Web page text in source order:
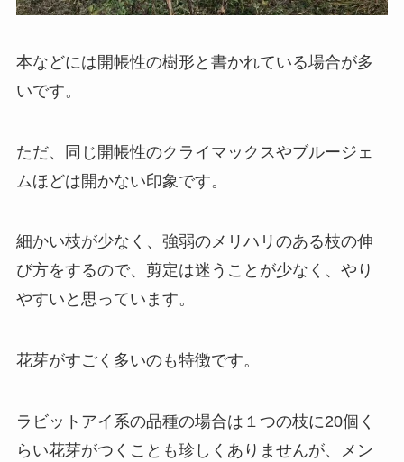
本などには開帳性の樹形と書かれている場合が多
いです。
ただ、同じ開帳性のクライマックスやブルージェ
ムほどは開かない印象です。
細かい枝が少なく、強弱のメリハリのある枝の伸
び方をするので、剪定は迷うことが少なく、やり
やすいと思っています。
花芽がすごく多いのも特徴です。
ラビットアイ系の品種の場合は１つの枝に20個く
らい花芽がつくことも珍しくありませんが、メン